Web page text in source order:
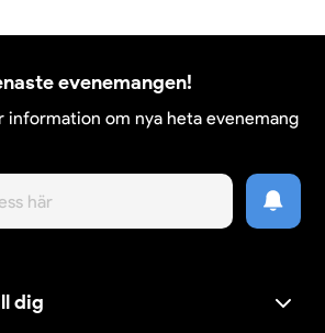
Skorup – Hjärna, hjärta och
punchline.
till en stad nära dig – missa
som alla kommer prata om.
evenemangen!
information om nya heta evenemang
dig